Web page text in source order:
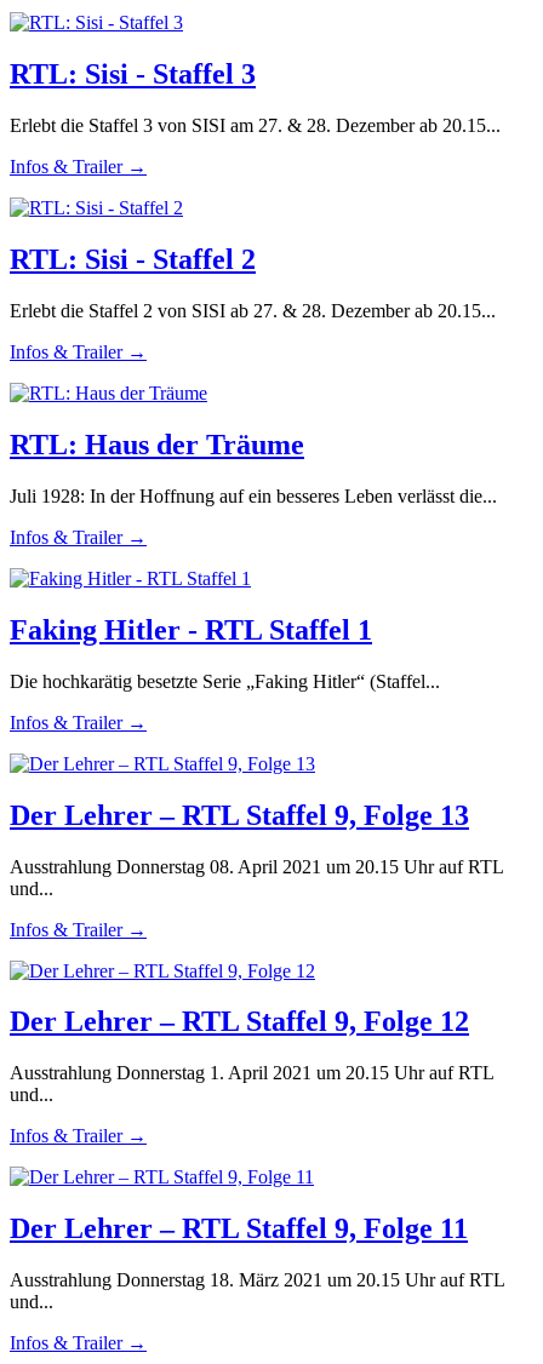
RTL: Sisi - Staffel 3
Erlebt die Staffel 3 von SISI am 27. & 28. Dezember ab 20.15...
Infos & Trailer →
RTL: Sisi - Staffel 2
Erlebt die Staffel 2 von SISI ab 27. & 28. Dezember ab 20.15...
Infos & Trailer →
RTL: Haus der Träume
Juli 1928: In der Hoffnung auf ein besseres Leben verlässt die...
Infos & Trailer →
Faking Hitler - RTL Staffel 1
Die hochkarätig besetzte Serie „Faking Hitler“ (Staffel...
Infos & Trailer →
Der Lehrer – RTL Staffel 9, Folge 13
Ausstrahlung Donnerstag 08. April 2021 um 20.15 Uhr auf RTL
und...
Infos & Trailer →
Der Lehrer – RTL Staffel 9, Folge 12
Ausstrahlung Donnerstag 1. April 2021 um 20.15 Uhr auf RTL
und...
Infos & Trailer →
Der Lehrer – RTL Staffel 9, Folge 11
Ausstrahlung Donnerstag 18. März 2021 um 20.15 Uhr auf RTL
und...
Infos & Trailer →